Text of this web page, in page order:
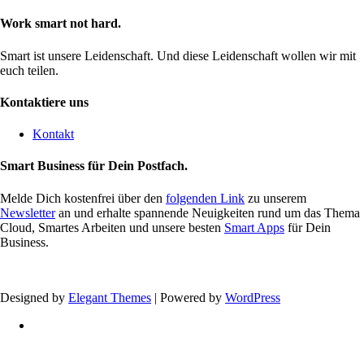
Work smart not hard.
Smart ist unsere Leidenschaft. Und diese Leidenschaft wollen wir mit
euch teilen.
Kontaktiere uns
Kontakt
Smart Business für Dein Postfach.
Melde Dich kostenfrei über den folgenden Link zu unserem
Newsletteran und erhalte spannende Neuigkeiten rund um das Thema
Cloud, Smartes Arbeiten und unsere besten Smart Apps für Dein
Business.
Designed by Elegant Themes | Powered by WordPress